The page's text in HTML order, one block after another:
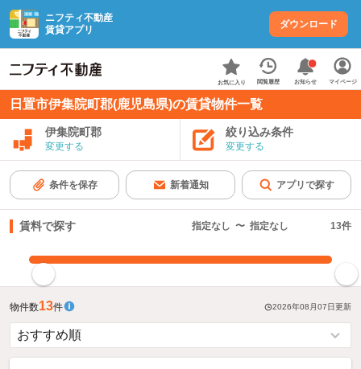
ニフティ不動産
賃貸アプリ
ダウンロード
お気に入り 閲覧履歴 お知らせ マイページ
日置市伊集院町郡(鹿児島県)の賃貸物件一覧
伊集院町郡
変更する
絞り込み条件
変更する
条件を保存 新着通知 アプリで探す
賃料で探す 指定なし 〜 指定なし 13件
物件数13件 2026年08月07日更新